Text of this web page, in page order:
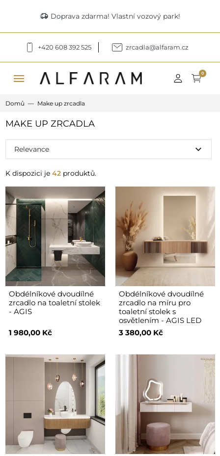
delivery_truck_speed Doprava zdarma! Vlastní vozový park!
+420 608 392 525 zrcadla@alfaram.cz
menu 0
Domů Make up zrcadla
MAKE UP ZRCADLA
K dispozici je 42produktů.
Relevance expand_more
Obdélníkové dvoudílné
zrcadlo na toaletní stolek
- AGIS
1 980,00 Kč
Obdélníkové dvoudílné
zrcadlo na míru pro
toaletní stolek s
osvětlením - AGIS LED
3 380,00 Kč